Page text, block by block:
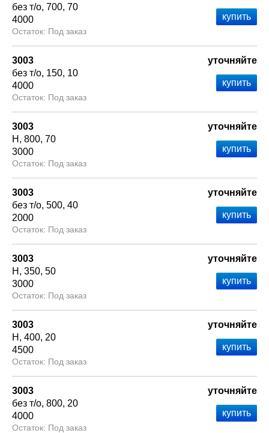
без т/о 700 70
4000
Под заказ
3003
без т/о 150 10
4000
Под заказ
уточняйте
3003
Н
800 70
3000
Под заказ
уточняйте
3003
без т/о 500 40
2000
Под заказ
уточняйте
3003
Н
350 50
3000
Под заказ
уточняйте
3003
Н
400 20
4500
Под заказ
уточняйте
3003
без т/о 800 20
4000
Под заказ
уточняйте